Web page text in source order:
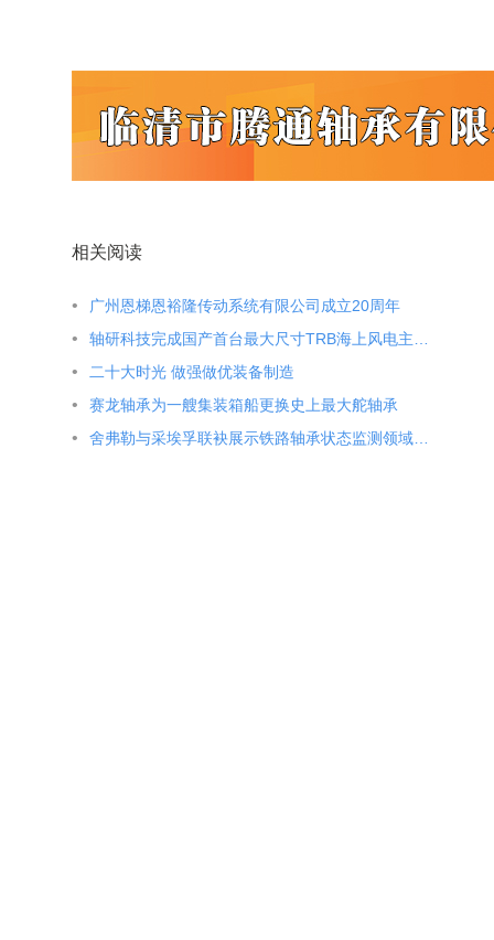
相关阅读
广州恩梯恩裕隆传动系统有限公司成立20周年
轴研科技完成国产首台最大尺寸TRB海上风电主轴轴承装机应用
二十大时光 做强做优装备制造
赛龙轴承为一艘集装箱船更换史上最大舵轴承
舍弗勒与采埃孚联袂展示铁路轴承状态监测领域的合作成果